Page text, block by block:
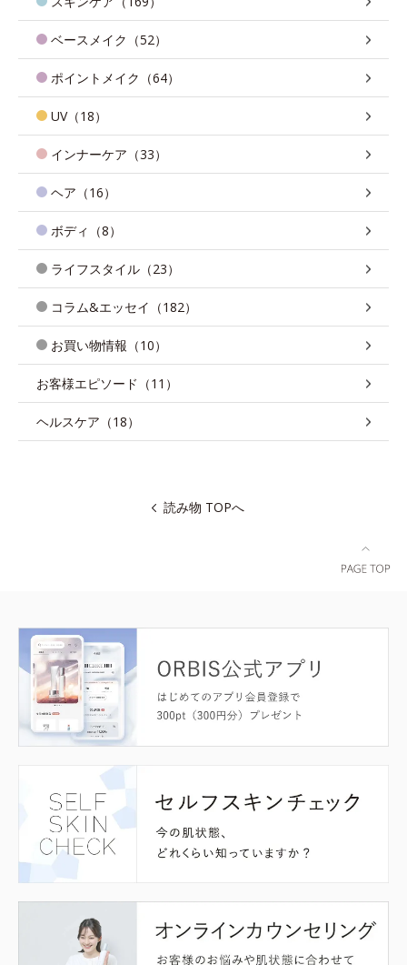
ベースメイク（52）
ポイントメイク（64）
UV（18）
インナーケア（33）
ヘア（16）
ボディ（8）
ライフスタイル（23）
コラム&エッセイ（182）
お買い物情報（10）
お客様エピソード（11）
ヘルスケア（18）
読み物 TOPへ